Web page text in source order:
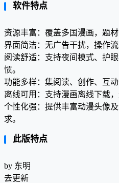
软件特点
资源丰富：覆盖多国漫画，题材
界面简洁：无广告干扰，操作流
阅读舒适：支持夜间模式、护
惯。
功能多样：集阅读、创作、互
离线可用：支持漫画离线下载，
个性化强：提供丰富动漫头像
求。
此版特点
by 东明
去更新